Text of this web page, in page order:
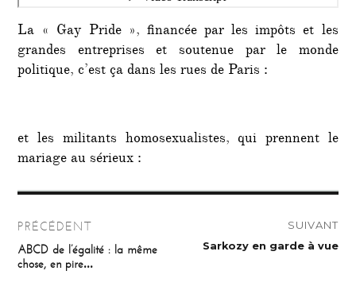
La « Gay Pride », financée par les impôts et les
grandes entreprises et soutenue par le monde
politique, c’est ça dans les rues de Paris :
et les militants homosexualistes, qui prennent le
mariage au sérieux :
de
l’article
PRÉCÉDENT
Publication
précédente :
ABCD de l’égalité : la même
chose, en pire…
SUIVANT
Publication
Sarkozy en garde à vue